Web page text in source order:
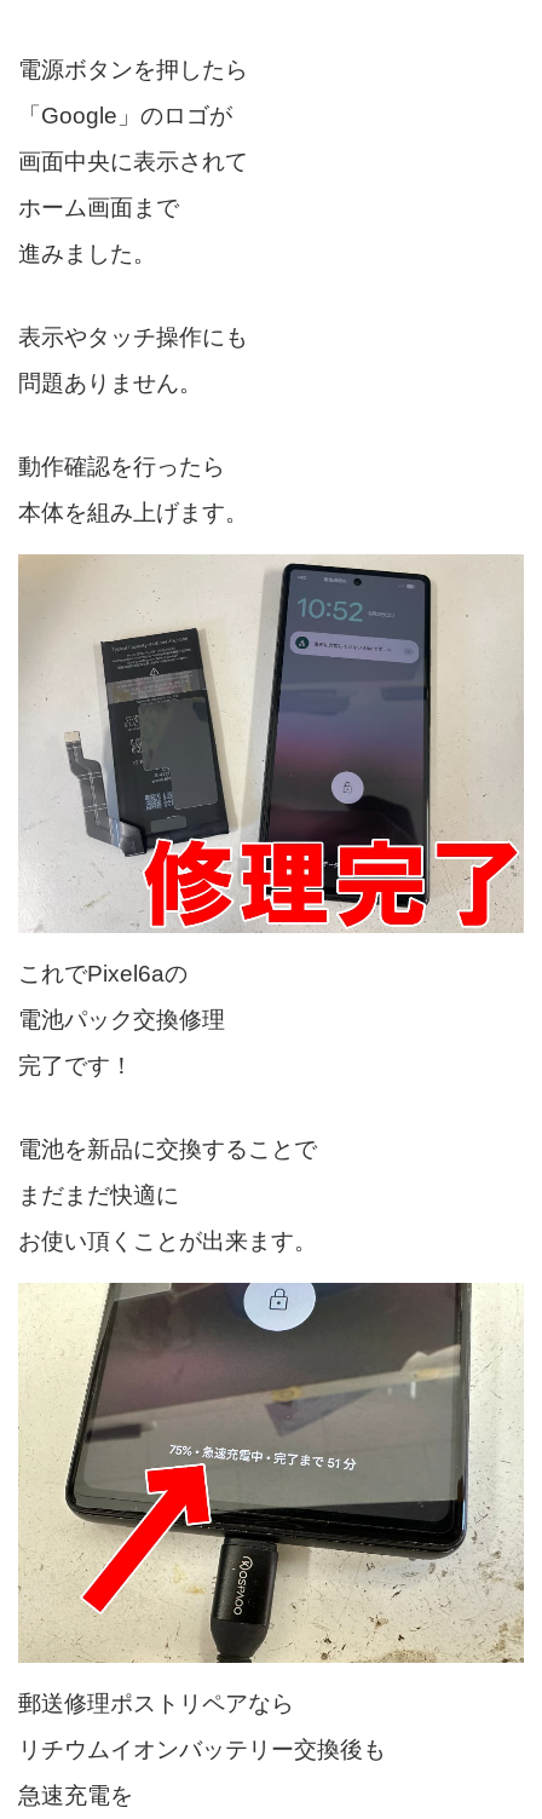
電源ボタンを押したら
「Google」のロゴが
画面中央に表示されて
ホーム画面まで
進みました。
表示やタッチ操作にも
問題ありません。
動作確認を行ったら
本体を組み上げます。
これでPixel6aの
電池パック交換修理
完了です！
電池を新品に交換することで
まだまだ快適に
お使い頂くことが出来ます。
郵送修理ポストリペアなら
リチウムイオンバッテリー交換後も
急速充電を